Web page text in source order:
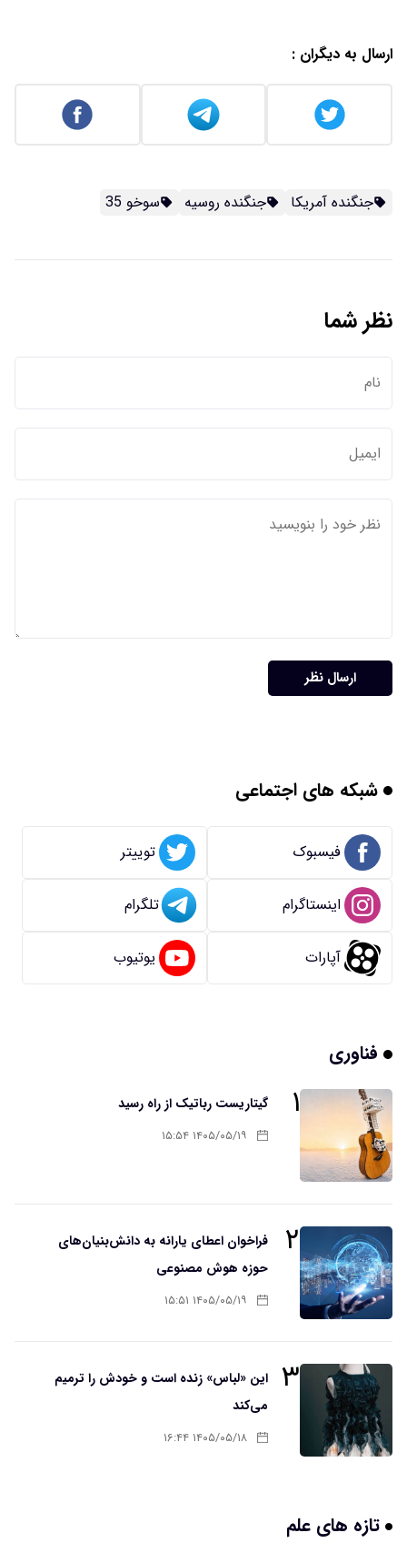
ارسال به دیگران :
جنگنده آمریکا جنگنده روسیه سوخو 35
نظر شما
ارسال نظر
شبکه های اجتماعی
فیسبوک توییتر
اینستاگرام تلگرام
آپارات یوتیوب
فناوری
۱ گیتاریست رباتیک از راه رسید
۱۴۰۵/۰۵/۱۹ ۱۵:۵۴
۲
فراخوان اعطای یارانه به دانش‌بنیان‌های
حوزه هوش مصنوعی
۱۴۰۵/۰۵/۱۹ ۱۵:۵۱
۳
این «لباس» زنده است و خودش را ترمیم
می‌کند
۱۴۰۵/۰۵/۱۸ ۱۶:۴۴
تازه های علم